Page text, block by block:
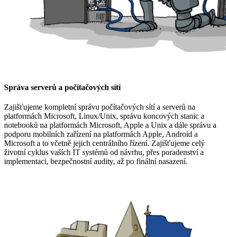
Správa serverů a počítačových sítí
Zajišťujeme kompletní správu počítačových sítí a serverů na
platformách Microsoft, Linux/Unix, správu koncových stanic a
notebooků na platformách Microsoft, Apple a Unix a dále správu a
podporu mobilních zařízení na platformách Apple, Android a
Microsoft a to včetně jejich centrálního řízení. Zajišťujeme celý
životní cyklus vaších IT systémů od návrhu, přes poradenství a
implementaci, bezpečnostní audity, až po finální nasazení.